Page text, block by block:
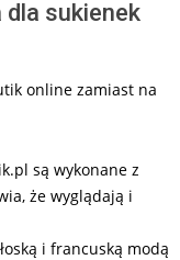
sukienek
online zamiast na
są wykonane z
że wyglądają i
i francuską modą